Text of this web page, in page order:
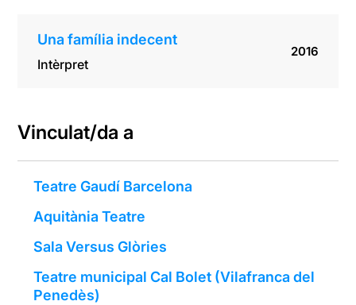
Una família indecent
Intèrpret
2016
Vinculat/da a
Teatre Gaudí Barcelona
Aquitània Teatre
Sala Versus Glòries
Teatre municipal Cal Bolet (Vilafranca del
Penedès)